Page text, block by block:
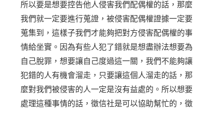
所以要是想要控告他人侵害我們配偶權的話，那麼
我們就一定要進行蒐證，被侵害配偶權證據一定要
蒐集到，這樣子我們才能夠把對方侵害配偶權的事
情給坐實。因為有些人犯了錯就是想盡辦法想要為
自己脫罪，想要讓自己度過這一關，我們不能夠讓
犯錯的人有機會溜走，只要讓這個人溜走的話，那
麼對我們被侵害的人一定是沒有益處的。所以想要
處理這種事情的話，徵信社是可以協助幫忙的，徵